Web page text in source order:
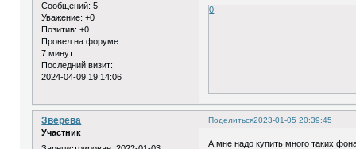
Сообщений: 5
Уважение: +0
Позитив: +0
Провел на форуме:
7 минут
Последний визит:
2024-04-09 19:14:06
0
Поделиться2023-01-05 20:39:45
Зверева
Участник
А мне надо купить много таких